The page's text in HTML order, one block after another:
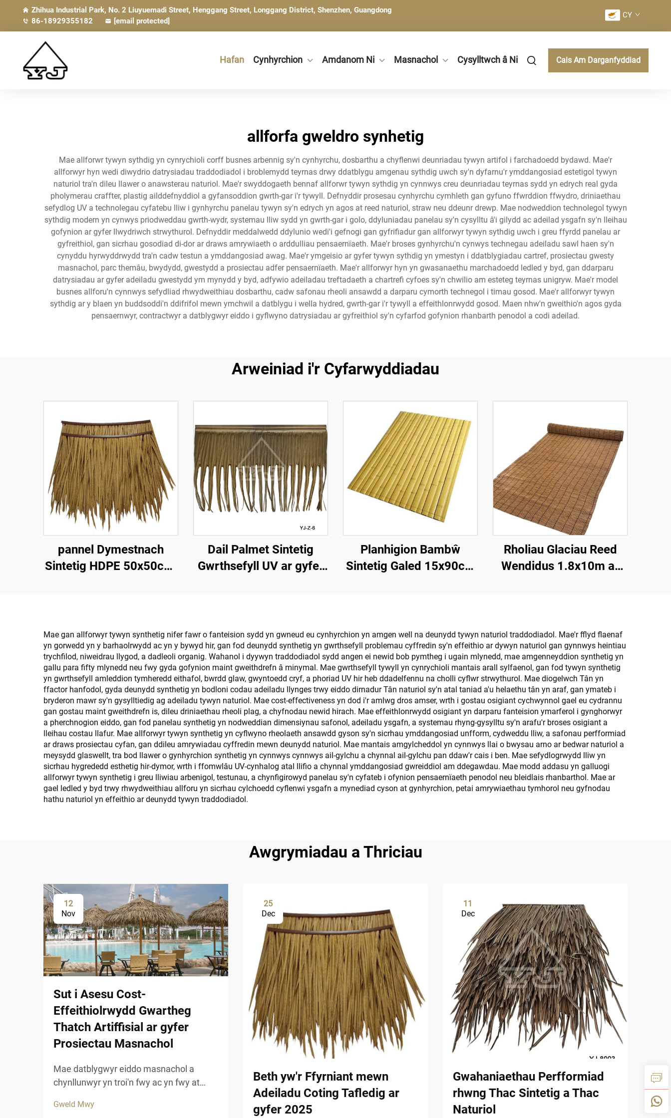
Zhihua Industrial Park, No. 2 Liuyuemadi Street, Henggang Street, Longgang District, Shenzhen, Guangdong
86-18929355182
[email protected]
CY
Hafan Cynhyrchion Amdanom Ni Masnachol Cysylltwch â Ni Cais Am Darganfyddiad
allforfa gweldro synhetig
Mae allforwr tywyn sythdig yn cynrychioli corff busnes arbennig sy'n cynhyrchu, dosbarthu a chyflenwi deunriadau tywyn artifol i farchadoedd bydawd. Mae'r
allforwyr hyn wedi diwydrio datrysiadau traddodiadol i broblemydd teyrnas drwy ddatblygu amgenau sythdig uwch sy'n dyfarnu'r ymddangosiad estetigol tywyn
naturiol tra'n dileu llawer o anawsterau naturiol. Mae'r swyddogaeth bennaf allforwr tywyn sythdig yn cynnwys creu deunriadau teyrnas sydd yn edrych real gyda
pholymerau craffter, plastig ailddefnyddiol a gyfansoddion gwrth-gar i'r tywyll. Defnyddir prosesau cynhyrchu cymhleth gan gyfuno ffwrddion ffwydro, driniaethau
sefydlog UV a technolegau cyfatebu lliw i gynhyrchu panelau tywyn sy'n edrych yn agos at reed naturiol, straw neu ddeunr drewp. Mae nodweddion technolegol tywyn
sythdig modern yn cynwys priodweddau gwrth-wydr, systemau lliw sydd yn gwrth-gar i golo, ddyluniadau panelau sy'n cysylltu â'i gilydd ac adeilad ysgafn sy'n lleihau
gofynion ar gyfer llwydriwch strwythurol. Defnyddir meddalwedd ddylunio wedi'i gefnogi gan gyfrifiadur gan allforwyr tywyn sythdig uwch i greu ffyrdd panelau ar
gyfreithiol, gan sicrhau gosodiad di-dor ar draws amrywiaeth o arddulliau pensaernïaeth. Mae'r broses gynhyrchu'n cynwys technegau adeiladu sawl haen sy'n
cynyddu hyrwyddrwydd tra'n cadw testun a ymddangosiad awag. Mae'r ymgeisio ar gyfer tywyn sythdig yn ymestyn i ddatblygiadau cartref, prosiectau gwesty
masnachol, parc themâu, bwydydd, gwestydd a prosiectau adfer pensaernïaeth. Mae'r allforwyr hyn yn gwasanaethu marchadoedd ledled y byd, gan ddarparu
datrysiadau ar gyfer adeiladu gwestydd ym mynydd y byd, adfywio adeiladau treftadaeth a chartrefi cyfoes sy'n chwilio am esteteg teyrnas unigryw. Mae'r model
busnes allforu'n cynnwys sefydliad rhwydweithiau dosbarthu, cadw safonau rheoli ansawdd a darparu cymorth technegol i timau gosod. Mae'r allforwyr tywyn
sythdig ar y blaen yn buddsoddi'n ddifrifol mewn ymchwil a datblygu i wella hydred, gwrth-gar i'r tywyll a effeithlonrwydd gosod. Maen nhw'n gweithio'n agos gyda
pensaernwyr, contractwyr a datblygwyr eiddo i gyflwyno datrysiadau ar gyfreithiol sy'n cyfarfod gofynion rhanbarth penodol a codi adeilad.
Arweiniad i'r Cyfarwyddiadau
pannel Dymestnach
Sintetig HDPE 50x50cm,
Dail Palmet Sintetig
Gwrthsefyll UV ar gyfer
Planhigion Bambŵ
Sintetig Galed 15x90cm
Rholiau Glaciau Reed
Wendidus 1.8x10m ar
Mae gan allforwyr tywyn synthetig nifer fawr o fanteision sydd yn gwneud eu cynhyrchion yn amgen well na deunydd tywyn naturiol traddodiadol. Mae'r fflyd flaenaf
yn gorwedd yn y barhaolrwydd ac yn y bywyd hir, gan fod deunydd synthetig yn gwrthsefyll problemau cyffredin sy'n effeithio ar dywyn naturiol gan gynnwys heintiau
trychfilod, niweidrau llygod, a dadleoli organig. Wahanol i dyywyn traddodiadol sydd angen ei newid bob pymtheg i ugain mlynedd, mae amgenneyddion synthetig yn
gallu para fifty mlynedd neu fwy gyda gofynion maint gweithdrefn â minymal. Mae gwrthsefyll tywyll yn cynrychioli mantais arall sylfaenol, gan fod tywyn synthetig
yn gwrthsefyll amleddion tymheredd eithafol, bwrdd glaw, gwyntoedd cryf, a phoriad UV hir heb ddadelfennu na cholli cyflwr strwythurol. Mae diogelwch Tân yn
ffactor hanfodol, gyda deunydd synthetig yn bodloni codau adeiladu llynges trwy eiddo dirnadur Tân naturiol sy'n atal taniad a'u helaethu tân yn araf, gan ymateb i
bryderon mawr sy'n gysylltiedig ag adeiladu tywyn naturiol. Mae cost-effectiveness yn dod i'r amlwg dros amser, wrth i gostau osigiant cychwynnol gael eu cydrannu
gan gostau maint gweithdrefn is, dileu driniaethau rheoli plag, a chyfnodau newid hirach. Mae effeithlonrwydd osigiant yn darparu fanteision ymarferol i gynghorwyr
a pherchnogion eiddo, gan fod panelau synthetig yn nodweddian dimensiynau safonol, adeiladu ysgafn, a systemau rhyng-gysylltu sy'n arafu'r broses osigiant a
lleihau costau llafur. Mae allforwyr tywyn synthetig yn cyflwyno rheolaeth ansawdd gyson sy'n sicrhau ymddangosiad unfform, cydweddu lliw, a safonau perfformiad
ar draws prosiectau cyfan, gan ddileu amrywiadau cyffredin mewn deunydd naturiol. Mae mantais amgylcheddol yn cynnwys llai o bwysau arno ar bedwar naturiol a
meysydd glaswellt, tra bod llawer o gynhyrchion synthetig yn cynnwys cynnwys ail-gylchu a chynnal ail-gylchu pan ddaw'r cais i ben. Mae sefydlogrwydd lliw yn
sicrhau hygrededd esthetig hir-dymor, wrth i ffomwlâu UV-cynhalog atal llifio a chynnal ymddangosiad gwreiddiol am ddegawdau. Mae modd addasu yn galluogi
allforwyr tywyn synthetig i greu lliwiau arbenigol, testunau, a chynfigirowyd panelau sy'n cyfateb i ofynion pensaernïaeth penodol neu bleidlais rhanbarthol. Mae ar
gael ledled y byd trwy rhwydweithiau allforu yn sicrhau cylchoedd cyflenwi ysgafn a mynediad cyson at gynhyrchion, petai amrywiaethau tymhorol neu gyfnodau
hathu naturiol yn effeithio ar deunydd tywyn traddodiadol.
Awgrymiadau a Thriciau
12
Nov
Sut i Asesu Cost-
Effeithiolrwydd Gwartheg
Thatch Artiffisial ar gyfer
Prosiectau Masnachol
Mae datblygwyr eiddo masnachol a
chynllunwyr yn troi'n fwy ac yn fwy at
cyfuno carnedd esteteg â pharhad hir
Gweld Mwy
25
Dec
Beth yw'r Ffyrniant mewn
Adeiladu Coting Tafledig ar
gyfer 2025
11
Dec
Gwahaniaethau Perfformiad
rhwng Thac Sintetig a Thac
Naturiol